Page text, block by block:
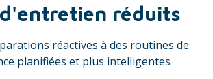
réduits
réactives à des routines de
planifiées et plus intelligentes